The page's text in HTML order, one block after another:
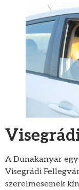
A Dunakanyar
Visegrádi
szerelmeseinek